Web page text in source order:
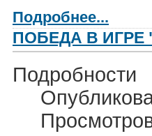
Подробнее...
ПОБЕДА В ИГРЕ
Подробности